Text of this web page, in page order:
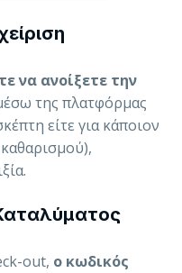
να ανοίξετε την
της πλατφόρμας
είτε για κάποιον
out, ο κωδικός